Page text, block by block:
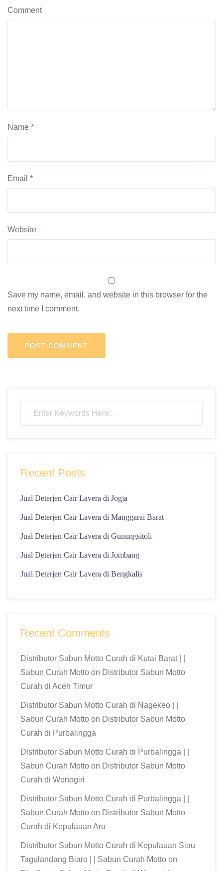
Comment
Name *
Email *
Website
Save my name, email, and website in this browser for the
next time I comment.
Recent Posts
Jual Deterjen Cair Lavera di Jogja
Jual Deterjen Cair Lavera di Manggarai Barat
Jual Deterjen Cair Lavera di Gunungsitoli
Jual Deterjen Cair Lavera di Jombang
Jual Deterjen Cair Lavera di Bengkalis
Recent Comments
Distributor Sabun Motto Curah di Kutai Barat | |
Sabun Curah Motto on Distributor Sabun Motto
Curah di Aceh Timur
Distributor Sabun Motto Curah di Nagekeo | |
Sabun Curah Motto on Distributor Sabun Motto
Curah di Purbalingga
Distributor Sabun Motto Curah di Purbalingga | |
Sabun Curah Motto on Distributor Sabun Motto
Curah di Wonogiri
Distributor Sabun Motto Curah di Purbalingga | |
Sabun Curah Motto on Distributor Sabun Motto
Curah di Kepulauan Aru
Distributor Sabun Motto Curah di Kepulauan Siau
Tagulandang Biaro | | Sabun Curah Motto on